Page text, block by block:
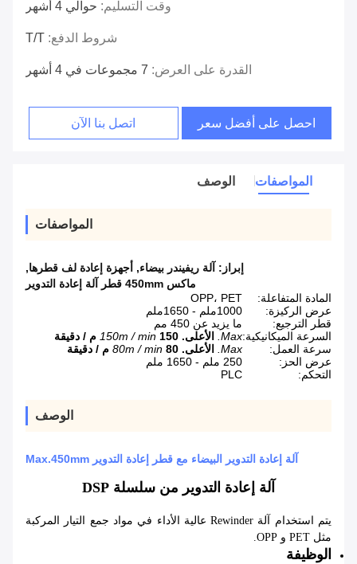
وقت التسليم: حوالي 4 أشهر
شروط الدفع: T/T
القدرة على العرض: 7 مجموعات في 4 أشهر
احصل على أفضل سعر اتصل بنا الآن
المواصفات الوصف
المواصفات
إبراز: آلة ريفيندر بيضاء, أجهزة إعادة لف قطرها,
ماكس 450mm قطر آلة إعادة التدوير
المادة المتفاعلة:
OPP، PET
عرض الركيزة:
1000ملم - 1650ملم
قطر الترجيع:
ما يزيد عن 450 مم
السرعة الميكانيكية:Max. الأعلى. 150m / min 150 م / دقيقة
سرعة العمل:
Max. الأعلى. 80m / min 80 م / دقيقة
عرض الحز:
250 ملم - 1650 ملم
التحكم:
PLC
الوصف
آلة إعادة التدوير البيضاء مع قطر إعادة التدوير Max.450mm
آلة إعادة التدوير من سلسلة DSP
يتم استخدام آلة Rewinder عالية الأداء في مواد جمع التيار المركبة
مثل PET و OPP.
الوظيفة